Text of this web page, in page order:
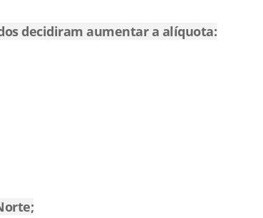
decidiram aumentar a alíquota: